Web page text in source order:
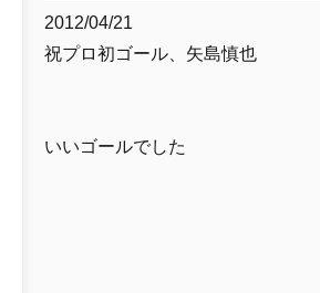
2012/04/21
祝プロ初ゴール、矢島慎也
いいゴールでした